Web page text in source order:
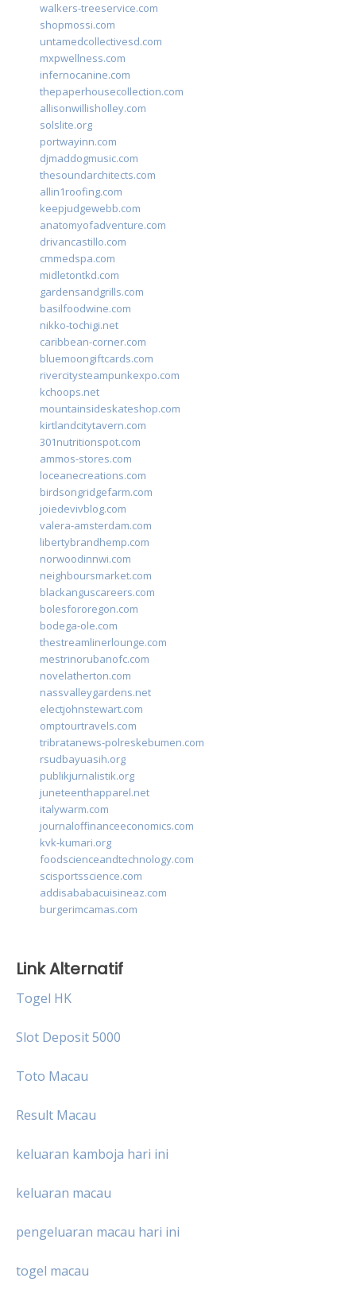
walkers-treeservice.com
shopmossi.com
untamedcollectivesd.com
mxpwellness.com
infernocanine.com
thepaperhousecollection.com
allisonwillisholley.com
solslite.org
portwayinn.com
djmaddogmusic.com
thesoundarchitects.com
allin1roofing.com
keepjudgewebb.com
anatomyofadventure.com
drivancastillo.com
cmmedspa.com
midletontkd.com
gardensandgrills.com
basilfoodwine.com
nikko-tochigi.net
caribbean-corner.com
bluemoongiftcards.com
rivercitysteampunkexpo.com
kchoops.net
mountainsideskateshop.com
kirtlandcitytavern.com
301nutritionspot.com
ammos-stores.com
loceanecreations.com
birdsongridgefarm.com
joiedevivblog.com
valera-amsterdam.com
libertybrandhemp.com
norwoodinnwi.com
neighboursmarket.com
blackanguscareers.com
bolesfororegon.com
bodega-ole.com
thestreamlinerlounge.com
mestrinorubanofc.com
novelatherton.com
nassvalleygardens.net
electjohnstewart.com
omptourtravels.com
tribratanews-polreskebumen.com
rsudbayuasih.org
publikjurnalistik.org
juneteenthapparel.net
italywarm.com
journaloffinanceeconomics.com
kvk-kumari.org
foodscienceandtechnology.com
scisportsscience.com
addisababacuisineaz.com
burgerimcamas.com
Link Alternatif
Togel HK
Slot Deposit 5000
Toto Macau
Result Macau
keluaran kamboja hari ini
keluaran macau
pengeluaran macau hari ini
togel macau